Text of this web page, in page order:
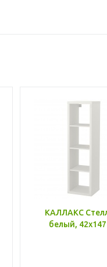
КАЛЛАКС
белый,